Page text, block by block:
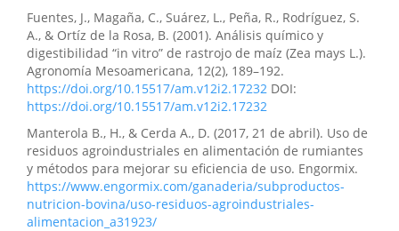
Fuentes, J., Magaña, C., Suárez, L., Peña, R., Rodríguez, S.
A., & Ortíz de la Rosa, B. (2001). Análisis químico y
digestibilidad “in vitro” de rastrojo de maíz (Zea mays L.).
Agronomía Mesoamericana, 12(2), 189–192.
https://doi.org/10.15517/am.v12i2.17232 DOI:
https://doi.org/10.15517/am.v12i2.17232
Manterola B., H., & Cerda A., D. (2017, 21 de abril). Uso de
residuos agroindustriales en alimentación de rumiantes
y métodos para mejorar su eficiencia de uso. Engormix.
https://www.engormix.com/ganaderia/subproductos-
nutricion-bovina/uso-residuos-agroindustriales-
alimentacion_a31923/